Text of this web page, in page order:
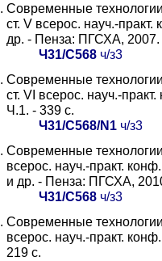
Современные
ст. V всерос. науч.-
др. - Пенза: ПГСХА, 2007.
Ч31/С568ч/з3
Современные
ст. VI всерос. науч.-
Ч.1. - 339 с.
Ч31/С568/N1ч/з3
Современные
всерос. науч.-практ.
и др. - Пенза: ПГСХА,
Ч31/С568ч/з3
Современные
всерос. науч.-практ.
219 с.